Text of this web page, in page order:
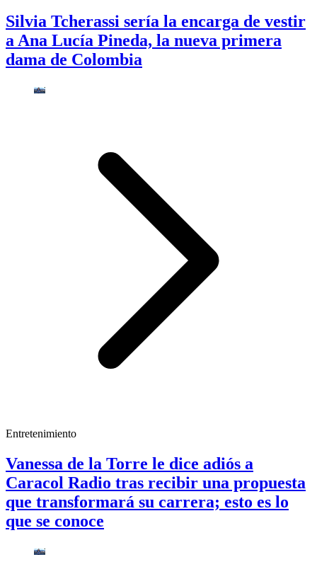
Silvia Tcherassi sería la encarga de vestir
a Ana Lucía Pineda, la nueva primera
dama de Colombia
Entretenimiento
Vanessa de la Torre le dice adiós a
Caracol Radio tras recibir una propuesta
que transformará su carrera; esto es lo
que se conoce